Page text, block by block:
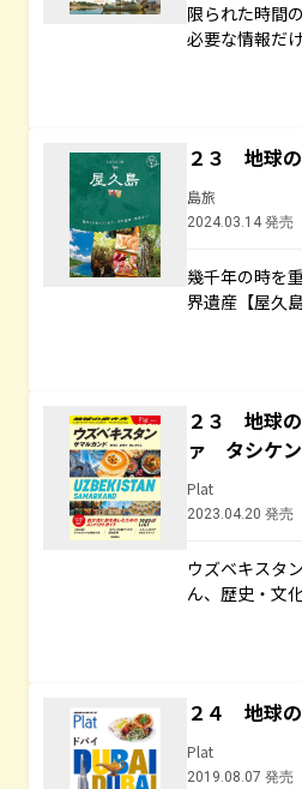
限られた時間
必要な情報だ
２３ 地球
島旅
2024.03.14 発売
幾千年の時を
界遺産【屋久
２３ 地球
ァ タシケ
Plat
2023.04.20 発売
ウズベキスタ
ん、歴史・文
２４ 地球
Plat
2019.08.07 発売